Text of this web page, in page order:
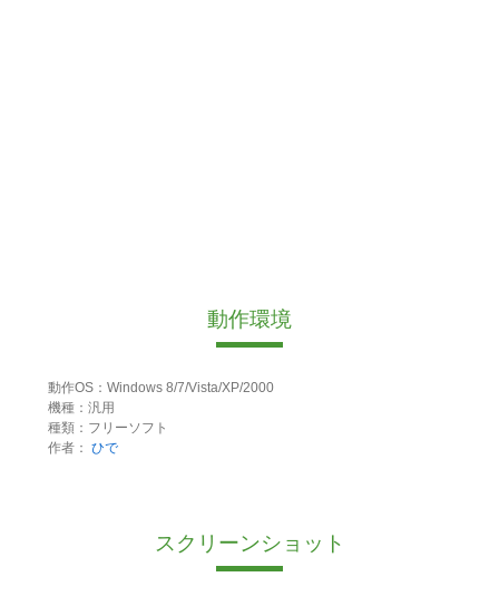
動作環境
動作OS：Windows 8/7/Vista/XP/2000
機種：汎用
種類：フリーソフト
作者： ひで
スクリーンショット